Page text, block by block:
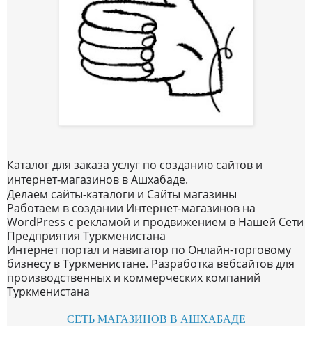
Каталог для заказа услуг по созданию сайтов и
интернет-магазинов в Ашхабаде.
Делаем сайты-каталоги и Сайты магазины
Работаем в создании Интернет-магазинов на
WordPress с рекламой и продвижением в Нашей Сети
Предприятия Туркменистана
Интернет портал и навигатор по Онлайн-торговому
бизнесу в Туркменистане. Разработка вебсайтов для
производственных и коммерческих компаний
Туркменистана
СЕТЬ МАГАЗИНОВ В АШХАБАДЕ